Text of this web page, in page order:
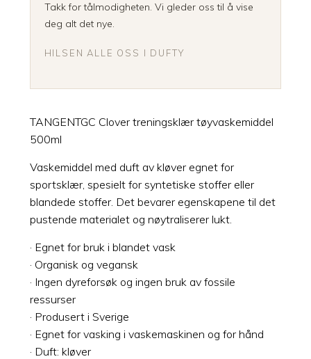
Takk for tålmodigheten. Vi gleder oss til å vise
deg alt det nye.
HILSEN ALLE OSS I DUFTY
TANGENTGC Clover treningsklær tøyvaskemiddel
500ml
Vaskemiddel med duft av kløver egnet for
sportsklær, spesielt for syntetiske stoffer eller
blandede stoffer. Det bevarer egenskapene til det
pustende materialet og nøytraliserer lukt.
· Egnet for bruk i blandet vask
· Organisk og vegansk
· Ingen dyreforsøk og ingen bruk av fossile
ressurser
· Produsert i Sverige
· Egnet for vasking i vaskemaskinen og for hånd
· Duft: kløver